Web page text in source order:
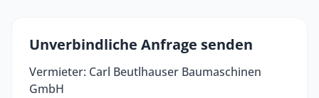
Unverbindliche Anfrage senden
Vermieter: Carl Beutlhauser Baumaschinen
GmbH